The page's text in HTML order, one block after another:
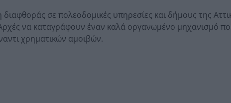
σε πολεοδομικές υπηρεσίες και δήμους της
να καταγράφουν έναν καλά οργανωμένο μηχανισμό
χρηματικών αμοιβών.